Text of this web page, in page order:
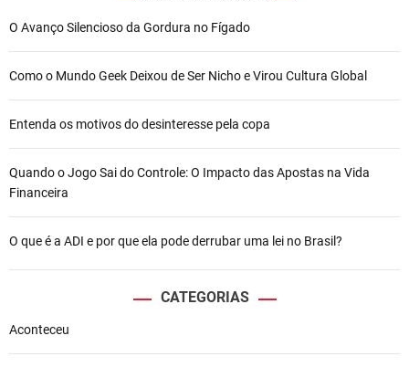
O Avanço Silencioso da Gordura no Fígado
Como o Mundo Geek Deixou de Ser Nicho e Virou Cultura Global
Entenda os motivos do desinteresse pela copa
Quando o Jogo Sai do Controle: O Impacto das Apostas na Vida
Financeira
O que é a ADI e por que ela pode derrubar uma lei no Brasil?
CATEGORIAS
Aconteceu